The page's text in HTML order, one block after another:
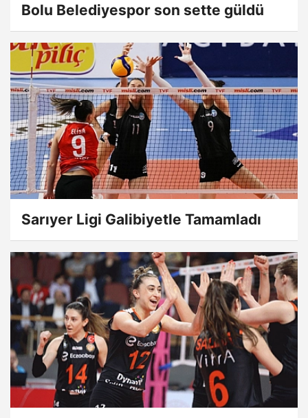
Bolu Belediyespor son sette güldü
Sarıyer Ligi Galibiyetle Tamamladı